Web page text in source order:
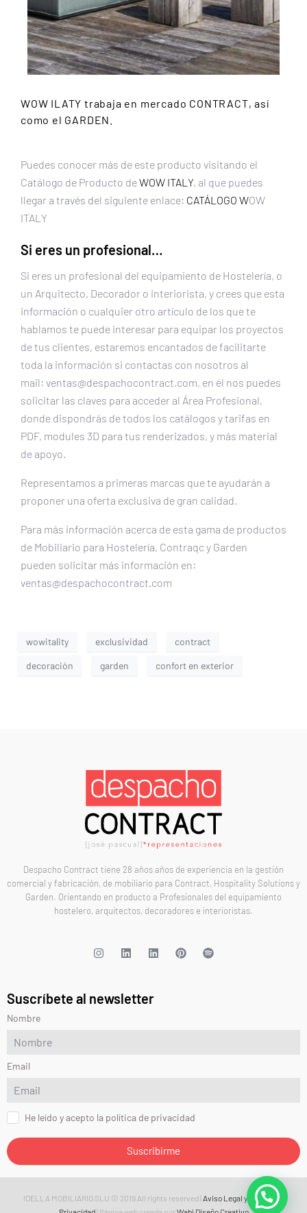
WOW ILATY trabaja en mercado CONTRACT, así
como el GARDEN.
Puedes conocer más de este producto visitando el
Catálogo de Producto deWOW ITALY, al que puedes
llegar a través del siguiente enlace: CATÁLOGO WOW
ITALY
Si eres un profesional…
Si eres un profesional del equipamiento de Hostelería, o
un Arquitecto, Decorador o interiorista, y crees que esta
información o cualquier otro artículo de los que te
hablamos te puede interesar para equipar los proyectos
de tus clientes, estaremos encantados de facilitarte
toda la información si contactas con nosotros al
mail: ventas@despachocontract.com, en él nos puedes
solicitar las claves para acceder al Área Profesional,
donde dispondrás de todos los catálogos y tarifas en
PDF, modules 3D para tus renderizados, y más material
de apoyo.
Representamos a primeras marcas que te ayudarán a
proponer una oferta exclusiva de gran calidad.
Para más información acerca de esta gama de productos
de Mobiliario para Hostelería, Contraqc y Garden
pueden solicitar más información en:
ventas@despachocontract.com
wowitality exclusividad contract
decoración garden confort en exterior
Despacho Contract tiene 28 años años de experiencia en la gestión
comercial y fabricación, de mobiliario para Contract, Hospitality Solutions y
Garden. Orientando en producto a Profesionales del equipamiento
hostelero, arquitectos, decoradores e interioristas.
Suscríbete al newsletter
Nombre
Email
He leído y acepto la política de privacidad
Suscribirme
IDELLA MOBILIARIO SLU © 2019 All rights reserved | Aviso Legal y Política de